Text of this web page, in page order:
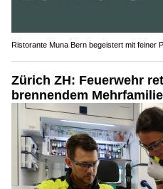
Ristorante Muna Bern begeistert mit feiner
Zürich ZH: Feuerwehr
brennendem